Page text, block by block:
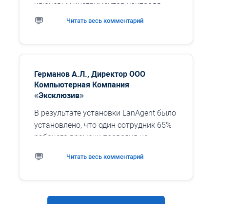
ключевых инструментов контроля
компьютеров. Средства удаленного
Читать весь комментарий
Германов А.Л., Директор ООО
Компьютерная Компания
«Эксклюзив»
В результате установки LanAgent было
установлено, что один сотрудник 65%
рабочего времени проводил не
самый продуктивный сотрудник
любители посмотреть онлайн-видео.
Читать весь комментарий